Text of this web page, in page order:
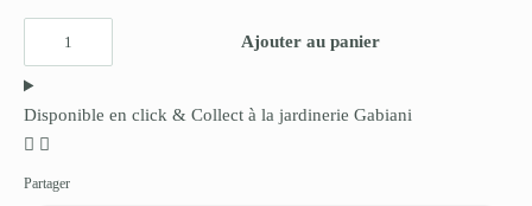
Ajouter au panier
Disponible en click & Collect à la jardinerie Gabiani
Partager